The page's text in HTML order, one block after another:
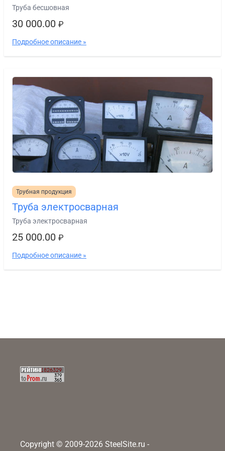
Труба бесшовная
30 000.00 ₽
Подробное описание »
Трубная продукция
Труба электросварная
Труба электросварная
25 000.00 ₽
Подробное описание »
Copyright © 2009-2026 SteelSite.ru -